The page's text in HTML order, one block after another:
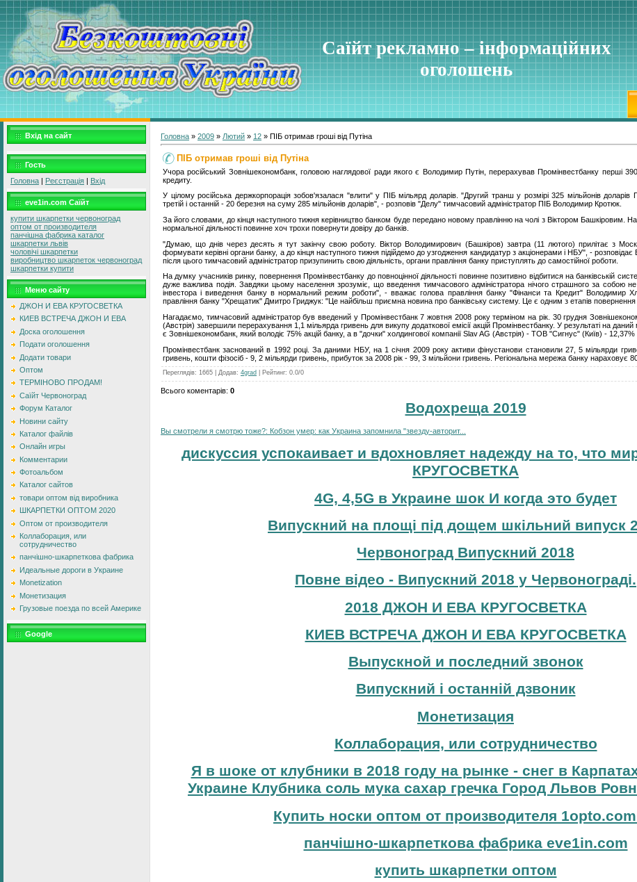
Саїйт рекламно – інформаційних
оголошень
Вхід на сайт
Гость
Головна | Реєстрація | Вхід
eve1in.com Саїйт
купити шкарпетки червоноград
оптом от производителя
панчішна фабрика каталог
шкарпетки львів
чоловічі шкарпетки
виробництво шкарпеток червоноград
шкарпетки купити
Меню сайту
ДЖОН И ЕВА КРУГОСВЕТКА
КИЕВ ВСТРЕЧА ДЖОН И ЕВА
Доска оголошення
Подати оголошення
Додати товари
Оптом
ТЕРМІНОВО ПРОДАМ!
Саїйт Червоноград
Форум Каталог
Новини сайту
Каталог файлів
Онлайн игры
Комментарии
Фотоальбом
Каталог сайтов
товари оптом від виробника
ШКАРПЕТКИ ОПТОМ 2020
Оптом от производителя
Коллаборация, или
сотрудничество
панчішно-шкарпеткова фабрика
Идеальные дороги в Украине
Monetization
Монетизация
Грузовые поезда по всей Америке
Google
Головна » 2009 » Лютий » 12 » ПІБ отримав гроші від Путіна
ПІБ отримав гроші від Путіна
Учора російський Зовнішекономбанк, головою наглядової ради якого є Володимир Путін, перерахував Промінвестбанку перші
кредиту.
У цілому російська держкорпорація зобов'язалася "влити" у ПІБ мільярд доларів. "Другий транш у розмірі 325 мільйонів доларів
третій і останній - 20 березня на суму 285 мільйонів доларів", - розповів "Делу" тимчасовий адміністратор ПІБ Володимир Кротюк.
За його словами, до кінця наступного тижня керівництво банком буде передано новому правлінню на чолі з Віктором Башкіровим.
нормальної діяльності повинне хоч трохи повернути довіру до банків.
"Думаю, що днів через десять я тут закінчу свою роботу. Віктор Володимирович (Башкіров) завтра (11 лютого) прилітає з
формувати керівні органи банку, а до кінця наступного тижня підійдемо до узгодження кандидатур з акціонерами і НБУ", -
після цього тимчасовий адміністратор призупинить свою діяльність, органи правління банку приступлять до самостійної роботи.
На думку учасників ринку, повернення Промінвестбанку до повноцінної діяльності повинне позитивно відбитися на банківській
дуже важлива подія. Завдяки цьому населення зрозуміє, що введення тимчасового адміністратора нічого страшного за собою
інвестора і виведення банку в нормальний режим роботи", - вважає голова правління банку "Фінанси та Кредит" Володимир
правління банку "Хрещатик" Дмитро Гриджук: "Це найбільш приємна новина про банківську систему. Це є одним з етапів повернення
Нагадаємо, тимчасовий адміністратор був введений у Промінвестбанк 7 жовтня 2008 року терміном на рік. 30 грудня
(Австрія) завершили перерахування 1,1 мільярда гривень для викупу додаткової емісії акцій Промінвестбанку. У результаті на
є Зовнішекономбанк, який володіє 75% акцій банку, а в "дочки" холдингової компанії Slav AG (Австрія) - ТОВ "Сигнус" (Київ) - 12,37%
Промінвестбанк заснований в 1992 році. За даними НБУ, на 1 січня 2009 року активи фінустанови становили 27, 5 мільярди
гривень, кошти фізосіб - 9, 2 мільярди гривень, прибуток за 2008 рік - 99, 3 мільйони гривень. Регіональна мережа банку нараховує 800
Переглядів: 1665 Додав: 4grad Рейтинг: 0.0/0
Всього коментарів: 0
Водохреща 2019
Вы смотрели я смотрю тоже?: Кобзон умер: как Украина запомнила "звезду-авторит...
дискуссия успокаивает и вдохновляет надежду на то, что
КРУГОСВЕТКА
4G, 4,5G в Украине шок И когда это будет
Випускний на площі під дощем шкільний випуск
Червоноград Випускний 2018
Повне відео - Випускний 2018 у Червонограді.
2018 ДЖОН И ЕВА КРУГОСВЕТКА
КИЕВ ВСТРЕЧА ДЖОН И ЕВА КРУГОСВЕТКА
Выпускной и последний звонок
Випускний і останній дзвоник
Монетизация
Коллаборация, или сотрудничество
Я в шоке от клубники в 2018 году на рынке - снег в
Украине Клубника соль мука сахар гречка Город Львов
Купить носки оптом от производителя
панчішно-шкарпеткова фабрика eve1in.com
купить шкарпетки оптом